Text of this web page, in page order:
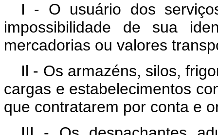
I - O usuário dos
impossibilidade de sua
mercadorias ou valores
Il - Os armazéns, silos,
cargas e estabelecimentos
que contratarem por conta e